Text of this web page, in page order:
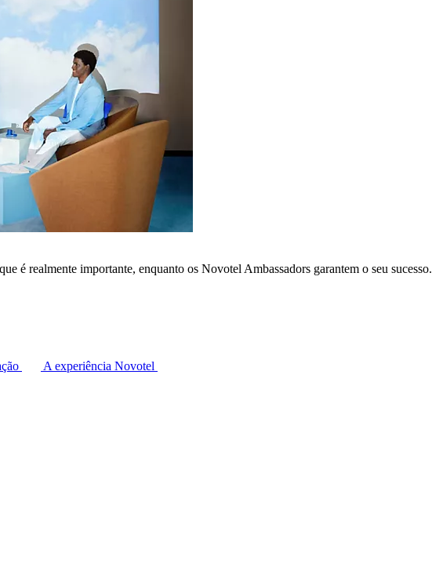
é realmente importante, enquanto os Novotel Ambassadors garantem o seu sucesso.
A experiência Novotel